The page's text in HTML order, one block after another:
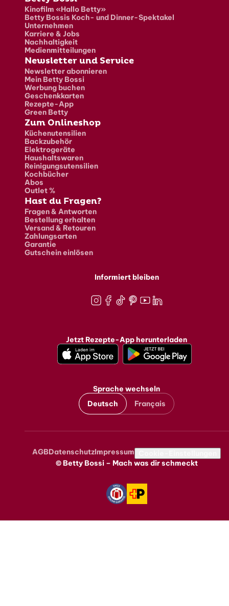
Kinofilm «Hallo Betty»
Betty Bossis Koch- und Dinner-Spektakel
Unternehmen
Karriere & Jobs
Nachhaltigkeit
Medienmitteilungen
Newsletter und Service
Newsletter abonnieren
Mein Betty Bossi
Werbung buchen
Geschenkkarten
Rezepte-App
Green Betty
Zum Onlineshop
Küchenutensilien
Backzubehör
Elektrogeräte
Haushaltswaren
Reinigungsutensilien
Kochbücher
Abos
Outlet %
Hast du Fragen?
Fragen & Antworten
Bestellung erhalten
Versand & Retouren
Zahlungsarten
Garantie
Gutschein einlösen
Informiert bleiben
Jetzt Rezepte-App herunterladen
Sprache wechseln
Deutsch
Français
Metanavigation
AGBDatenschutzImpressum
© Betty Bossi – Mach was dir schmeckt